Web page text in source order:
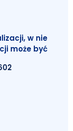
w nie
może być